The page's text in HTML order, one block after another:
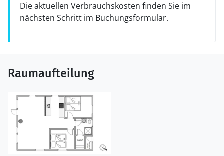
Die aktuellen Verbrauchskosten finden Sie im
nächsten Schritt im Buchungsformular.
Raumaufteilung